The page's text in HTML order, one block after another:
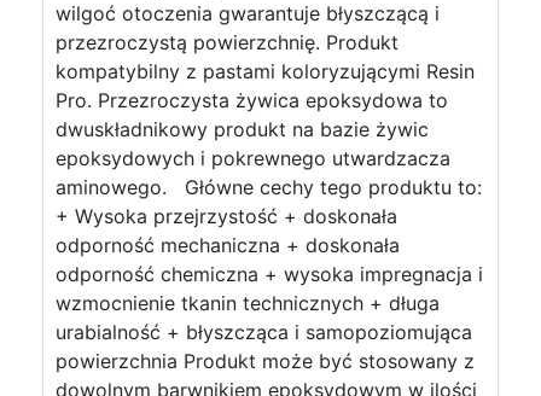
wilgoć otoczenia gwarantuje błyszczącą i
przezroczystą powierzchnię. Produkt
kompatybilny z pastami koloryzującymi Resin
Pro. Przezroczysta żywica epoksydowa to
dwuskładnikowy produkt na bazie żywic
epoksydowych i pokrewnego utwardzacza
aminowego. Główne cechy tego produktu to:
+ Wysoka przejrzystość + doskonała
odporność mechaniczna + doskonała
odporność chemiczna + wysoka impregnacja i
wzmocnienie tkanin technicznych + długa
urabialność + błyszcząca i samopoziomująca
powierzchnia Produkt może być stosowany z
dowolnym barwnikiem epoksydowym w ilości